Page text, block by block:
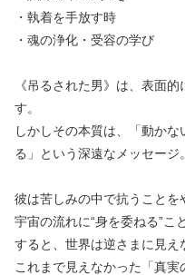
・執着を手放す時
・魂の浄化・受容の学び
《吊るされた男》は、表面
す。
しかしその本質は、「動か
る」という深遠なメッセージ。
彼は苦しみの中で抗うことを
宇宙の流れに“身を委ねる”こ
すると、世界は逆さまに見え
これまで見えなかった「真実